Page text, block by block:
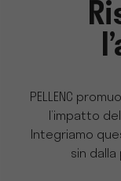
PELLENC
l’impatto
Integriamo
sin